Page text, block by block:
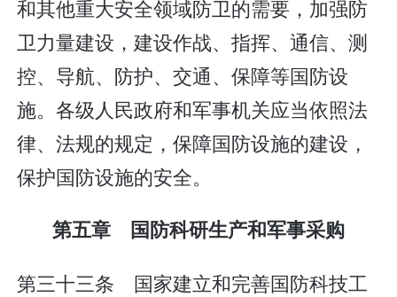
和其他重大安全领域防卫的需要，加强防
卫力量建设，建设作战、指挥、通信、测
控、导航、防护、交通、保障等国防设
施。各级人民政府和军事机关应当依照法
律、法规的规定，保障国防设施的建设，
保护国防设施的安全。
第五章 国防科研生产和军事采购
第三十三条 国家建立和完善国防科技工